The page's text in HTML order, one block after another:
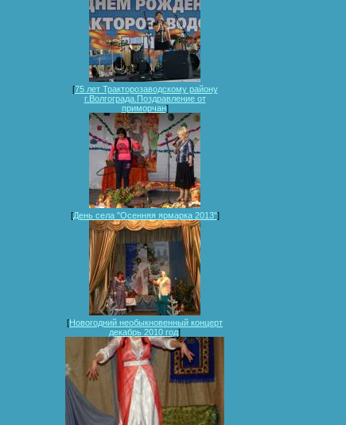
[75 лет Тракторозаводскому району
г.Волгограда.Поздравление от
приморчан]
[День села "Осенняя ярмарка 2013"]
[Новогодний необыкновенный концерт
декабрь 2010 год]